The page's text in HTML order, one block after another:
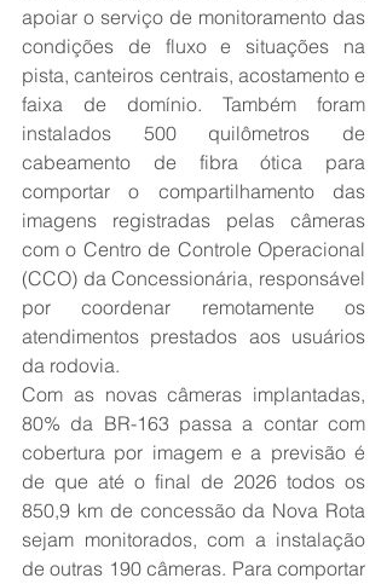
apoiar o serviço de monitoramento das
condições de fluxo e situações na
pista, canteiros centrais, acostamento e
faixa de domínio. Também foram
instalados 500 quilômetros de
cabeamento de fibra ótica para
comportar o compartilhamento das
imagens registradas pelas câmeras
com o Centro de Controle Operacional
(CCO) da Concessionária, responsável
por coordenar remotamente os
atendimentos prestados aos usuários
da rodovia.
Com as novas câmeras implantadas,
80% da BR-163 passa a contar com
cobertura por imagem e a previsão é
de que até o final de 2026 todos os
850,9 km de concessão da Nova Rota
sejam monitorados, com a instalação
de outras 190 câmeras. Para comportar